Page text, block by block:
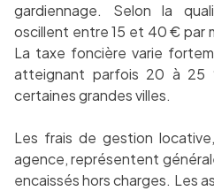
gardiennage. Selon la
oscillent entre 15 et 40 € par
La taxe foncière varie
atteignant parfois 20 à 25
certaines grandes villes.
Les frais de gestion
agence, représentent
encaissés hors charges. Les